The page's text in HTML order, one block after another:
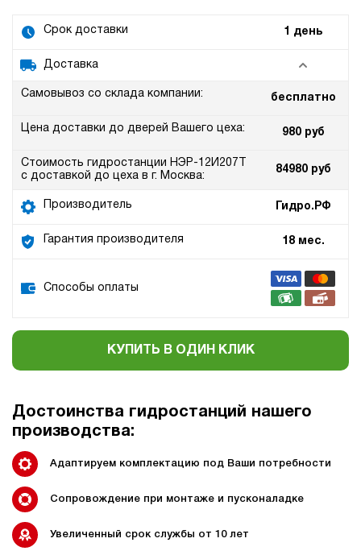
Срок доставки 1 день
Доставка
Самовывоз со склада компании: бесплатно
Цена доставки до дверей Вашего цеха: 980 руб
Стоимость гидростанции НЭР-12И207Т
с доставкой до цеха в г. Москва:
84980 руб
Производитель Гидро.РФ
Гарантия производителя 18 мес.
Способы оплаты
КУПИТЬ В ОДИН КЛИК
Достоинства гидростанций нашего
производства:
Адаптируем комплектацию под Ваши потребности
Сопровождение при монтаже и пусконаладке
Увеличенный срок службы от 10 лет